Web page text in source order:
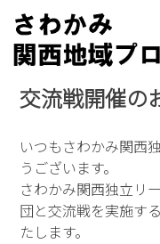
Skip
content
交流戦開催の
いつもさわかみ関西
うございます。
さわかみ関西独立リ
団と交流戦を実施す
たします。